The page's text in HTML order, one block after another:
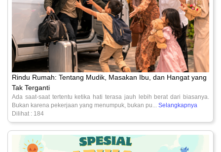
Rindu Rumah: Tentang Mudik, Masakan Ibu, dan Hangat yang
Tak Terganti
Ada saat-saat tertentu ketika hati terasa jauh lebih berat dari biasanya.
Bukan karena pekerjaan yang menumpuk, bukan pu... Selangkapnya
Dilihat : 184